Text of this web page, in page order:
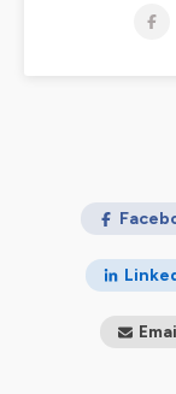
“pourquoi pas
journal des
confidentialite